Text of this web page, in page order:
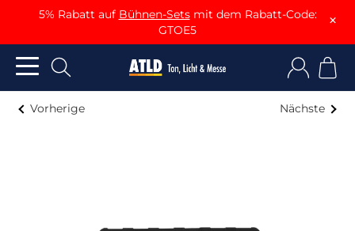
5% Rabatt auf Bühnen-Setsmit dem Rabatt-Code:
GTOE5
×
Vorherige Nächste